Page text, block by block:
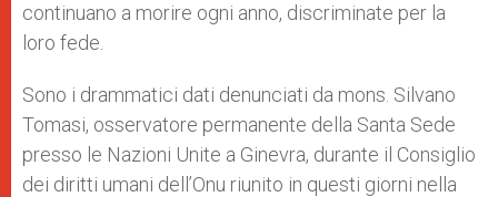
continuano a morire ogni anno, discriminate per la
loro fede.
Sono i drammatici dati denunciati da mons. Silvano
Tomasi, osservatore permanente della Santa Sede
presso le Nazioni Unite a Ginevra, durante il Consiglio
dei diritti umani dell’Onu riunito in questi giorni nella